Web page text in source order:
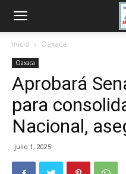
Inicio Oaxaca
Oaxaca
Aprobará
para
Nacional,
julio 1, 2025